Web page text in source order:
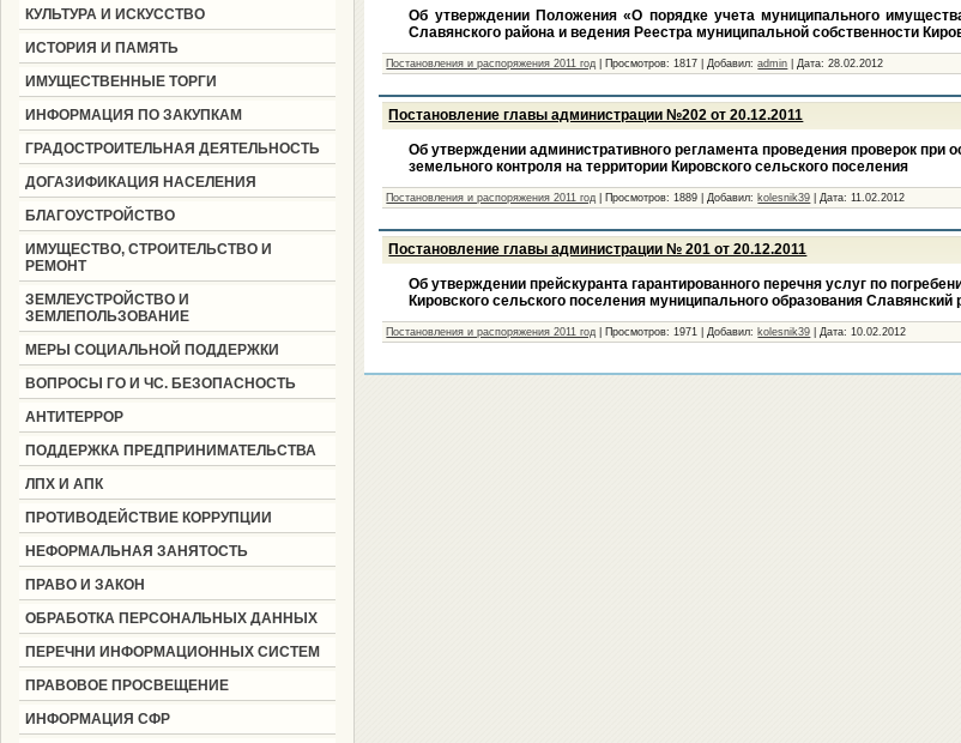
КУЛЬТУРА И ИСКУССТВО
ИСТОРИЯ И ПАМЯТЬ
ИМУЩЕСТВЕННЫЕ ТОРГИ
ИНФОРМАЦИЯ ПО ЗАКУПКАМ
ГРАДОСТРОИТЕЛЬНАЯ ДЕЯТЕЛЬНОСТЬ
ДОГАЗИФИКАЦИЯ НАСЕЛЕНИЯ
БЛАГОУСТРОЙСТВО
ИМУЩЕСТВО, СТРОИТЕЛЬСТВО И
РЕМОНТ
ЗЕМЛЕУСТРОЙСТВО И
ЗЕМЛЕПОЛЬЗОВАНИЕ
МЕРЫ СОЦИАЛЬНОЙ ПОДДЕРЖКИ
ВОПРОСЫ ГО И ЧС. БЕЗОПАСНОСТЬ
АНТИТЕРРОР
ПОДДЕРЖКА ПРЕДПРИНИМАТЕЛЬСТВА
ЛПХ И АПК
ПРОТИВОДЕЙСТВИЕ КОРРУПЦИИ
НЕФОРМАЛЬНАЯ ЗАНЯТОСТЬ
ПРАВО И ЗАКОН
ОБРАБОТКА ПЕРСОНАЛЬНЫХ ДАННЫХ
ПЕРЕЧНИ ИНФОРМАЦИОННЫХ СИСТЕМ
ПРАВОВОЕ ПРОСВЕЩЕНИЕ
ИНФОРМАЦИЯ СФР
Об утверждении Положения «О порядке учета муниципального
Славянского района и ведения Реестра муниципальной собственности
Постановления и распоряжения 2011 год Просмотров: 1817 |Добавил: admin |Дата: 28.02.2012
Постановление главы администрации №202 от 20.12.2011
Об утверждении административного регламента проведения проверок при
земельного контроля на территории Кировского сельского поселения
Постановления и распоряжения 2011 год Просмотров: 1889 |Добавил: kolesnik39 |Дата: 11.02.2012
Постановление главы администрации № 201 от 20.12.2011
Об утверждении прейскуранта гарантированного перечня услуг по
Кировского сельского поселения муниципального образования Славянский
Постановления и распоряжения 2011 год Просмотров: 1971 |Добавил: kolesnik39 |Дата: 10.02.2012